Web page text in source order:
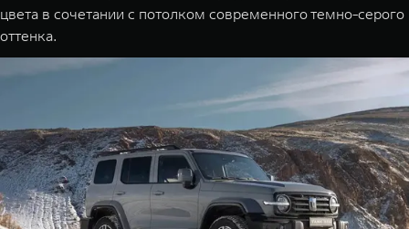
цвета в сочетании с потолком современного темно-серого
оттенка.